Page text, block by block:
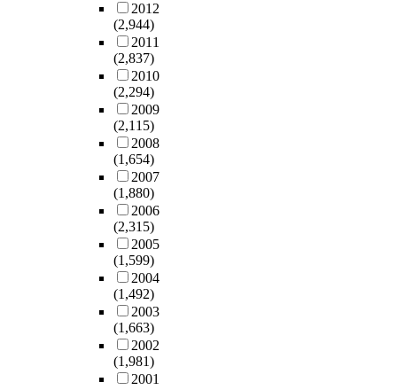
2012
(2,944)
2011
(2,837)
2010
(2,294)
2009
(2,115)
2008
(1,654)
2007
(1,880)
2006
(2,315)
2005
(1,599)
2004
(1,492)
2003
(1,663)
2002
(1,981)
2001